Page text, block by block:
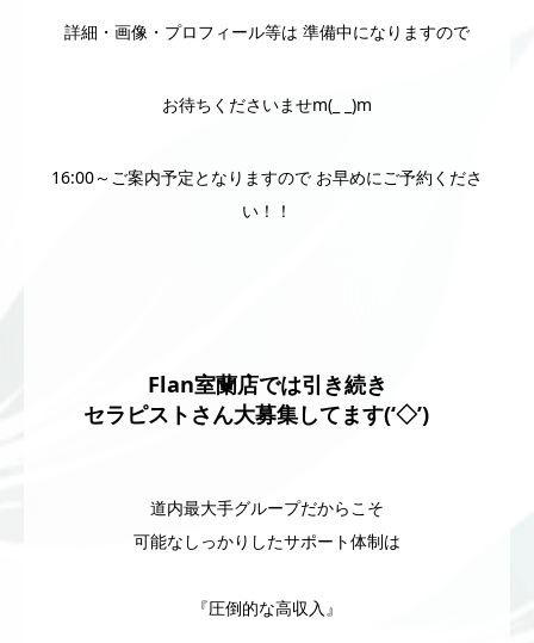
詳細・画像・プロフィール等は 準備中になりますので
お待ちくださいませm(_ _)m
16:00～ご案内予定となりますので お早めにご予約くださ
い！！
Flan室蘭店では引き続き
セラピストさん大募集してます(‘◇’)ゞ
道内最大手グループだからこそ
可能なしっかりしたサポート体制は
『圧倒的な高収入』